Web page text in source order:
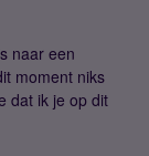
naar een
moment niks
dat ik je op dit